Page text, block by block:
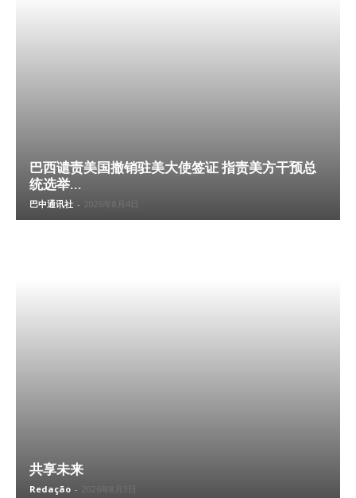
巴西谴责美国撤销驻美大使签证 指责美方干预总
统选举...
巴中通讯社 - 2026年8月4日
共享未来
Redação - 2026年8月3日